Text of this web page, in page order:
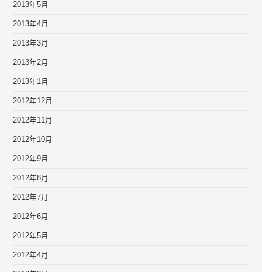
2013年5月
2013年4月
2013年3月
2013年2月
2013年1月
2012年12月
2012年11月
2012年10月
2012年9月
2012年8月
2012年7月
2012年6月
2012年5月
2012年4月